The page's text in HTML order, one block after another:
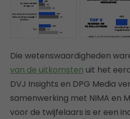
Die wetenswaardigheden
van de uitkomsten uit het
DVJ Insights en DPG Media
samenwerking met NIMA en
voor de twijfelaars is er een